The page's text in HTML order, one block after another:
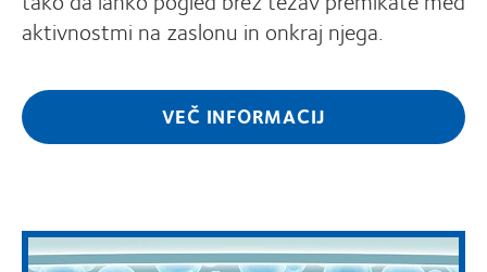
aktivnostmi na zaslonu in onkraj njega.
VEČ INFORMACIJ